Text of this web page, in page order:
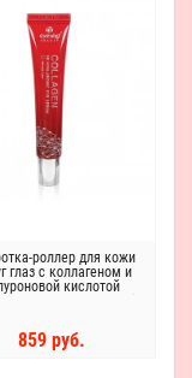
роллер для кожи
глаз с коллагеном и
кислотой
859 руб.